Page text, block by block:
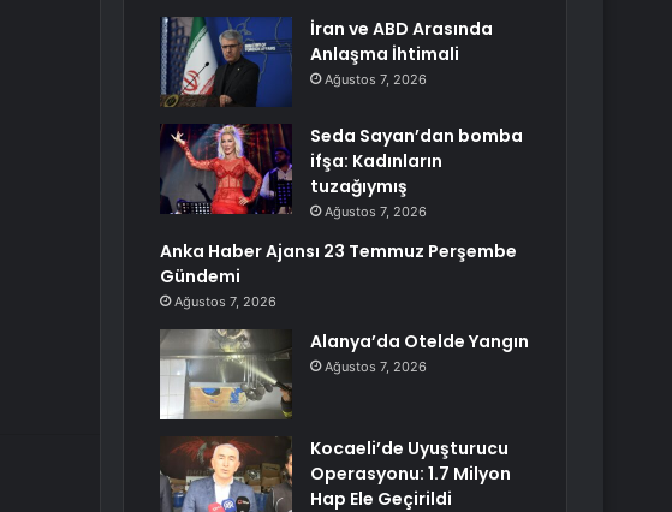
İran ve ABD Arasında
Anlaşma İhtimali
Ağustos 7, 2026
Seda Sayan’dan bomba
ifşa: Kadınların
tuzağıymış
Ağustos 7, 2026
Anka Haber Ajansı 23 Temmuz Perşembe
Gündemi
Ağustos 7, 2026
Alanya’da Otelde Yangın
Ağustos 7, 2026
Kocaeli’de Uyuşturucu
Operasyonu: 1.7 Milyon
Hap Ele Geçirildi